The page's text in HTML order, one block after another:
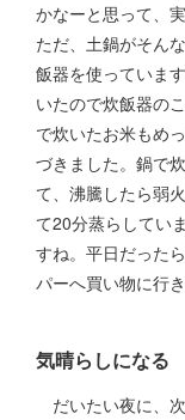
かなーと思って、
ただ、土鍋がそん
飯器を使っていま
いたので炊飯器の
で炊いたお米もめ
づきました。鍋で
て、沸騰したら弱
て20分蒸らしてい
すね。平日だった
パーへ買い物に行き
気晴らしになる
だいたい夜に、